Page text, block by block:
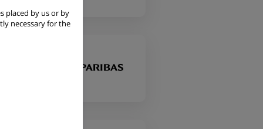
placed by us or by
necessary for the